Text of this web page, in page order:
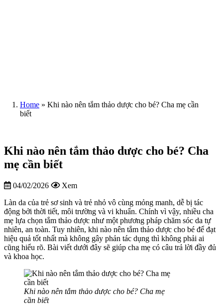
Home » Khi nào nên tắm thảo dược cho bé? Cha mẹ cần
biết
Khi nào nên tắm thảo dược cho bé? Cha
mẹ cần biết
04/02/2026 Xem
Làn da của trẻ sơ sinh và trẻ nhỏ vô cùng mỏng manh, dễ bị tác
động bởi thời tiết, môi trường và vi khuẩn. Chính vì vậy, nhiều cha
mẹ lựa chọn tắm thảo dược như một phương pháp chăm sóc da tự
nhiên, an toàn. Tuy nhiên, khi nào nên tắm thảo dược cho bé để đạt
hiệu quả tốt nhất mà không gây phản tác dụng thì không phải ai
cũng hiểu rõ. Bài viết dưới đây sẽ giúp cha mẹ có câu trả lời đầy đủ
và khoa học.
Khi nào nên tắm thảo dược cho bé? Cha mẹ
cần biết